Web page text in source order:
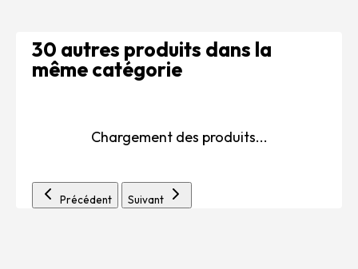
30 autres produits dans la
même catégorie
Chargement des produits...
Précédent Suivant